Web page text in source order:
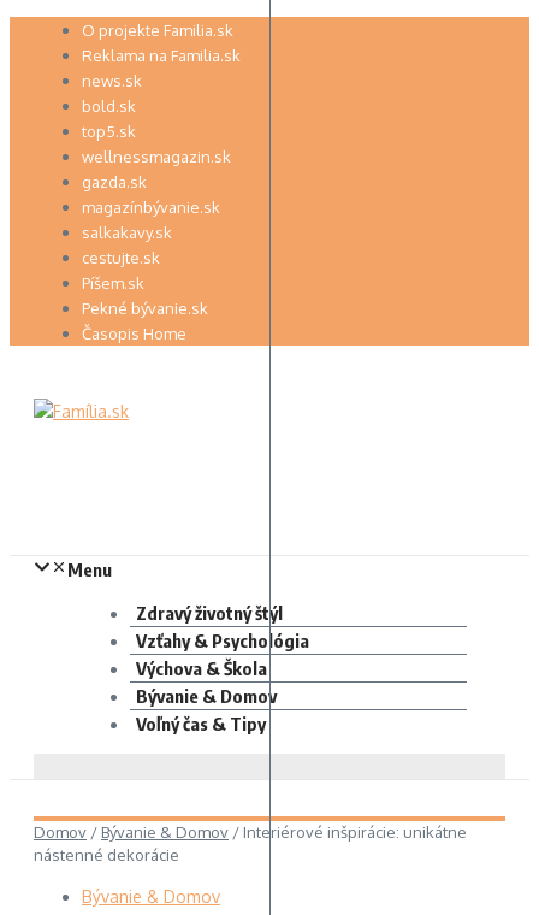
Preskočiť
O projekte Familia.sk
Reklama na Familia.sk
news.sk
bold.sk
top5.sk
wellnessmagazin.sk
gazda.sk
magazínbývanie.sk
salkakavy.sk
cestujte.sk
Píšem.sk
Pekné bývanie.sk
Časopis Home
Menu
Zdravý životný štýl
Vzťahy & Psychológia
Výchova & Škola
Bývanie & Domov
Voľný čas & Tipy
Domov / Bývanie & Domov / Interiérové inšpirácie: unikátne
nástenné dekorácie
Bývanie & Domov